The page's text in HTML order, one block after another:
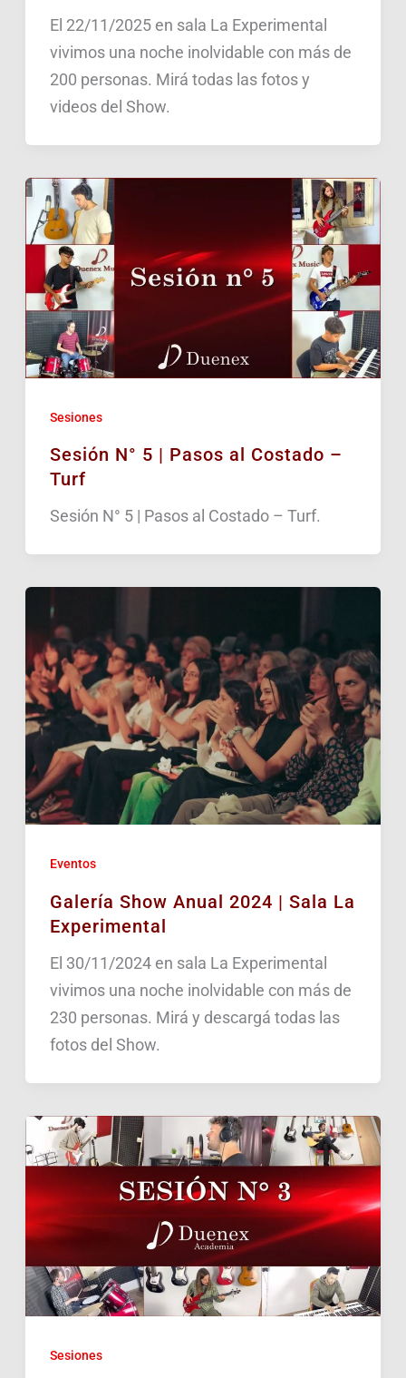
El 22/11/2025 en sala La Experimental
vivimos una noche inolvidable con más de
200 personas. Mirá todas las fotos y
videos del Show.
Sesiones
Sesión N° 5 | Pasos al Costado –
Turf
Sesión N° 5 | Pasos al Costado – Turf.
Eventos
Galería Show Anual 2024 | Sala La
Experimental
El 30/11/2024 en sala La Experimental
vivimos una noche inolvidable con más de
230 personas. Mirá y descargá todas las
fotos del Show.
Sesiones